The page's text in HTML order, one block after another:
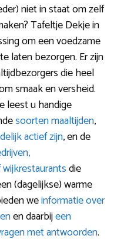
niet in staat om zelf
Tafeltje Dekje in
om een voedzame
laten bezorgen. Er zijn
die heel
smaak en versheid.
leest u handige
soorten maaltijden,
actief zijn, en de
die
(dagelijkse) warme
weinformatie over
en daarbijeen
met antwoorden.